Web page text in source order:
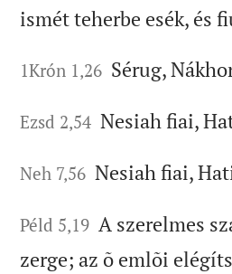
ismét teherbe esék, és
1Krón 1,26 Sérug,
Ezsd 2,54 Nesiah fiai,
Neh 7,56 Nesiah fiai,
Péld 5,19 A szerelmes
zerge; az õ emlõi